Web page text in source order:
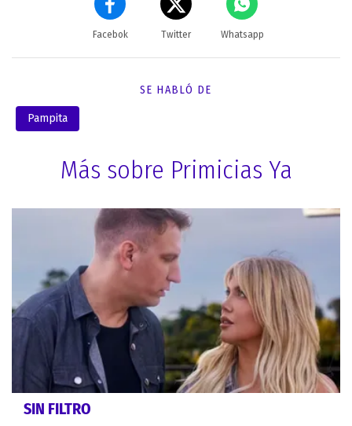
Facebok Twitter Whatsapp
SE HABLÓ DE
Pampita
Más sobre Primicias Ya
SIN FILTRO